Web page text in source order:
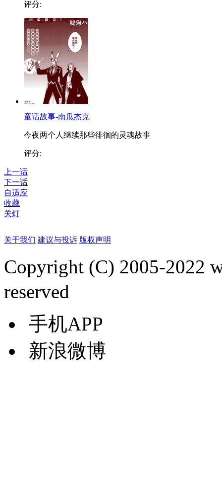
评分:
童话故事-南瓜杰克
今夜两个人继续那些徘徊的灵魂故事
评分:
上一话
下一话
自适应
收藏
关灯
关于我们 建议与投诉 版权声明
Copyright (C) 2005-2022
reserved
手机APP
新浪微博